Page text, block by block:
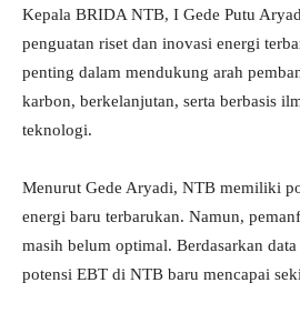
Kepala BRIDA NTB, I Gede Putu
penguatan riset dan inovasi energi
penting dalam mendukung arah
karbon, berkelanjutan, serta berbasis
teknologi.
Menurut Gede Aryadi, NTB memiliki
energi baru terbarukan. Namun,
masih belum optimal. Berdasarkan
potensi EBT di NTB baru mencapai